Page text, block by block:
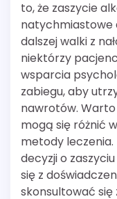
to, że zaszycie
natychmiastowe
dalszej walki z
niektórzy
wsparcia
zabiegu, aby
nawrotów. Warto
mogą się różnić
metody
decyzji o
się z
skonsultować